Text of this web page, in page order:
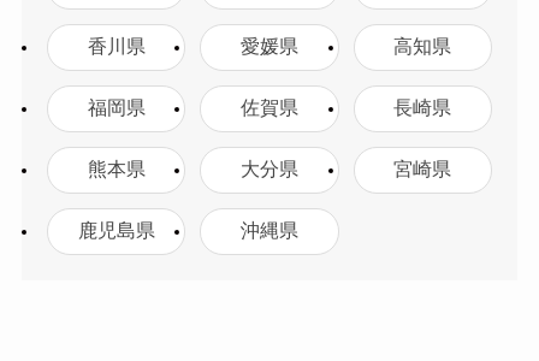
香川県 愛媛県 高知県
福岡県 佐賀県 長崎県
熊本県 大分県 宮崎県
鹿児島県 沖縄県